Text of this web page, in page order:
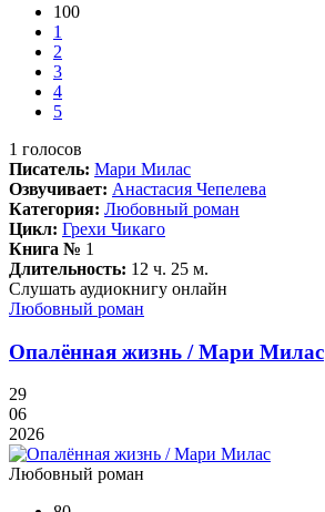
100
1
2
3
4
5
1 голосов
Писатель: Мари Милас
Озвучивает: Анастасия Чепелева
Категория: Любовный роман
Цикл: Грехи Чикаго
Книга № 1
Длительность: 12 ч. 25 м.
Слушать аудиокнигу онлайн
Любовный роман
Опалённая жизнь / Мари Милас
29
06
2026
Любовный роман